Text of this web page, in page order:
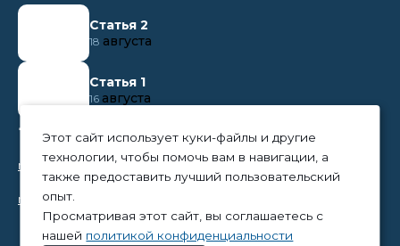
Статья 2
18 августа
Статья 1
16 августа
+7 (495) 374 50 95
nikita@tpc-everest.ru
natalia@tpc-everest.ru
Этот сайт использует куки-файлы и другие
технологии, чтобы помочь вам в навигации, а
также предоставить лучший пользовательский
опыт.
Просматривая этот сайт, вы соглашаетесь с
нашей политикой конфиденциальности